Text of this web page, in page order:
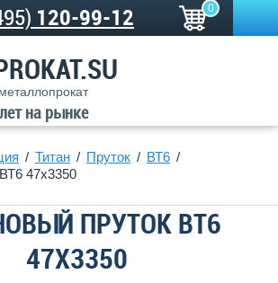
120-99-12 0
на рынке
Титан Пруток
ВТ6
47х3350
ПРУТОК ВТ6
47Х3350